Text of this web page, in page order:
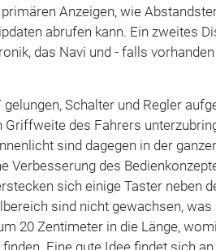
Anzeigen, wie
abrufen kann. Ein zweites
das Navi und - falls
Schalter und Regler
Griffweite des Fahrers
sind dagegen in der
Verbesserung des
sich einige Taster neben
sind nicht gewachsen,
20 Zentimeter in die Länge,
Eine gute Idee findet sich